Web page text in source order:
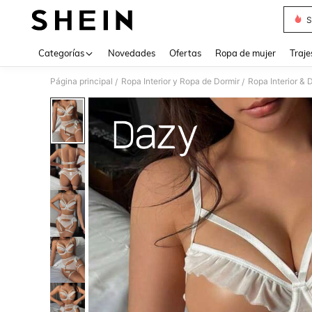
Categorías Novedades Ofertas Ropa de mujer
Página principal / Ropa Interior y Ropa de Dormir / Ropa Interior &